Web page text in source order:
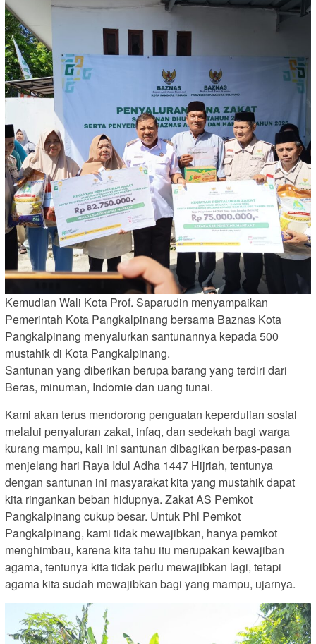
Kemudian Wali Kota Prof. Saparudin menyampaikan
Pemerintah Kota Pangkalpinang bersama Baznas Kota
Pangkalpinang menyalurkan santunannya kepada 500
mustahik di Kota Pangkalpinang.
Santunan yang diberikan berupa barang yang terdiri dari
Beras, minuman, Indomie dan uang tunai.
Kami akan terus mendorong penguatan keperdulian sosial
melalui penyaluran zakat, infaq, dan sedekah bagi warga
kurang mampu, kali ini santunan dibagikan berpas-pasan
menjelang hari Raya Idul Adha 1447 Hijriah, tentunya
dengan santunan ini masyarakat kita yang mustahik dapat
kita ringankan beban hidupnya. Zakat AS Pemkot
Pangkalpinang cukup besar. Untuk Phl Pemkot
Pangkalpinang, kami tidak mewajibkan, hanya pemkot
menghimbau, karena kita tahu itu merupakan kewajiban
agama, tentunya kita tidak perlu mewajibkan lagi, tetapi
agama kita sudah mewajibkan bagi yang mampu, ujarnya.